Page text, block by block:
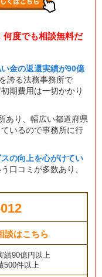
何度でも相談無料だ
金の返還実績が90億
誇る法務事務所で
期費用は一切かかり
あり、幅広い都道府県
いるので事務所に行
の向上を心がけてい
口コミが多数あり、
談はこちら
績90億円以上
500件以上